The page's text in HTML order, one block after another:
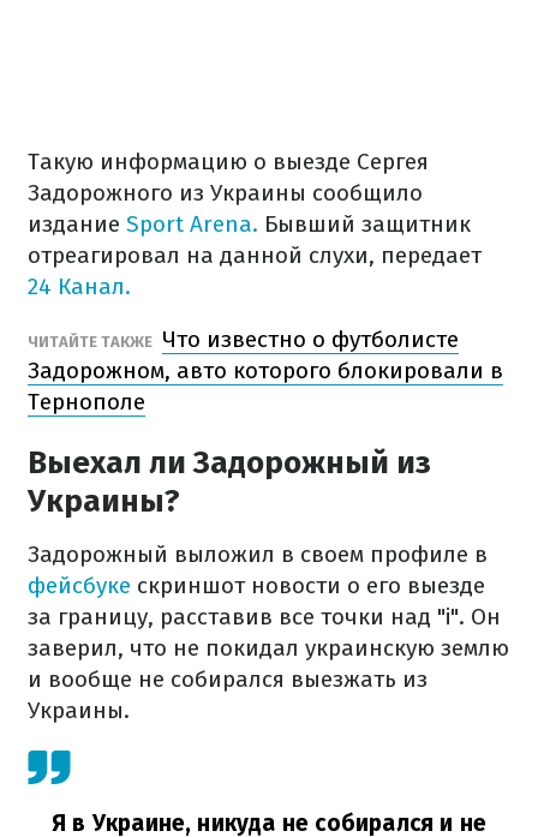
Такую информацию о выезде Сергея
Задорожного из Украины сообщило
издание Sport Arena. Бывший защитник
отреагировал на данной слухи, передает
24 Канал.
ЧИТАЙТЕ ТАКЖЕ Что известно о футболисте
Задорожном, авто которого блокировали в
Тернополе
Выехал ли Задорожный из
Украины?
Задорожный выложил в своем профиле в
фейсбуке скриншот новости о его выезде
за границу, расставив все точки над "і". Он
заверил, что не покидал украинскую землю
и вообще не собирался выезжать из
Украины.
Я в Украине, никуда не собирался и не